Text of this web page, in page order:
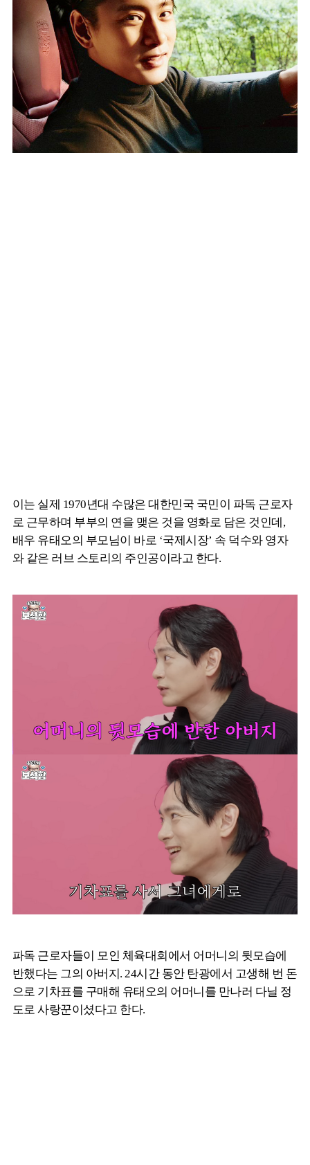
이는 실제 1970년대 수많은 대한민국 국민이 파독 근로자
로 근무하며 부부의 연을 맺은 것을 영화로 담은 것인데,
배우 유태오의 부모님이 바로 ‘국제시장’ 속 덕수와 영자
와 같은 러브 스토리의 주인공이라고 한다.
파독 근로자들이 모인 체육대회에서 어머니의 뒷모습에
반했다는 그의 아버지. 24시간 동안 탄광에서 고생해 번 돈
으로 기차표를 구매해 유태오의 어머니를 만나러 다닐 정
도로 사랑꾼이셨다고 한다.